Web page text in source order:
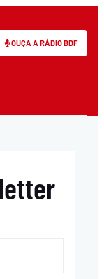
OUÇA A RÁDIO BDF